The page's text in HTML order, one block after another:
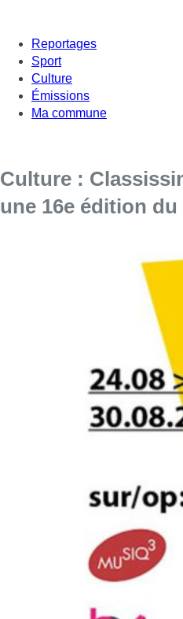
Reportages
Sport
Culture
Émissions
Ma commune
Culture :
une 16e édition du